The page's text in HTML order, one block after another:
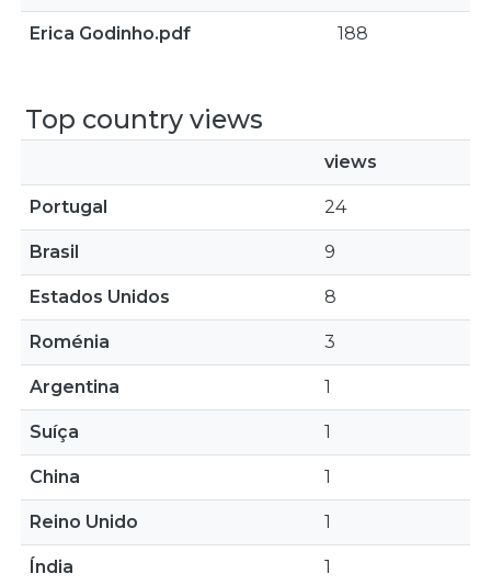
Erica Godinho.pdf 188
Top country views
views
Portugal 24
Brasil 9
Estados Unidos 8
Roménia 3
Argentina 1
Suíça 1
China 1
Reino Unido 1
Índia 1